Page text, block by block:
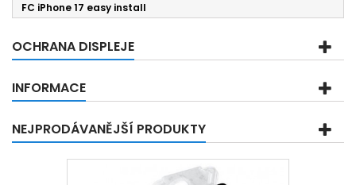
FC iPhone 17 easy install
OCHRANA DISPLEJE
INFORMACE
NEJPRODÁVANĚJŠÍ PRODUKTY